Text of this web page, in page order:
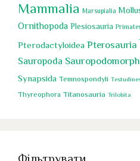
Mammalia Marsupialia
Ornithopoda Plesiosauria
Pterodactyloidea Pterosauria
Sauropoda
Synapsida Temnospondyli
Thyreophora Titanosauria Trilobita